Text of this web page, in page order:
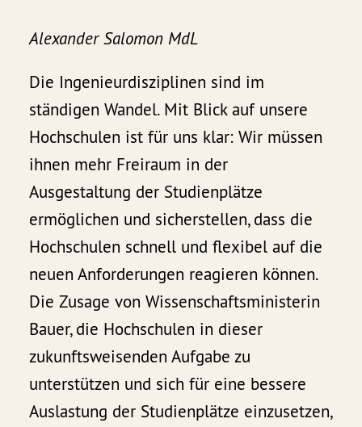
Alexander Salomon MdL
Die Ingenieurdisziplinen sind im
ständigen Wandel. Mit Blick auf unsere
Hochschulen ist für uns klar: Wir müssen
ihnen mehr Freiraum in der
Ausgestaltung der Studienplätze
ermöglichen und sicherstellen, dass die
Hochschulen schnell und flexibel auf die
neuen Anforderungen reagieren können.
Die Zusage von Wissenschaftsministerin
Bauer, die Hochschulen in dieser
zukunftsweisenden Aufgabe zu
unterstützen und sich für eine bessere
Auslastung der Studienplätze einzusetzen,